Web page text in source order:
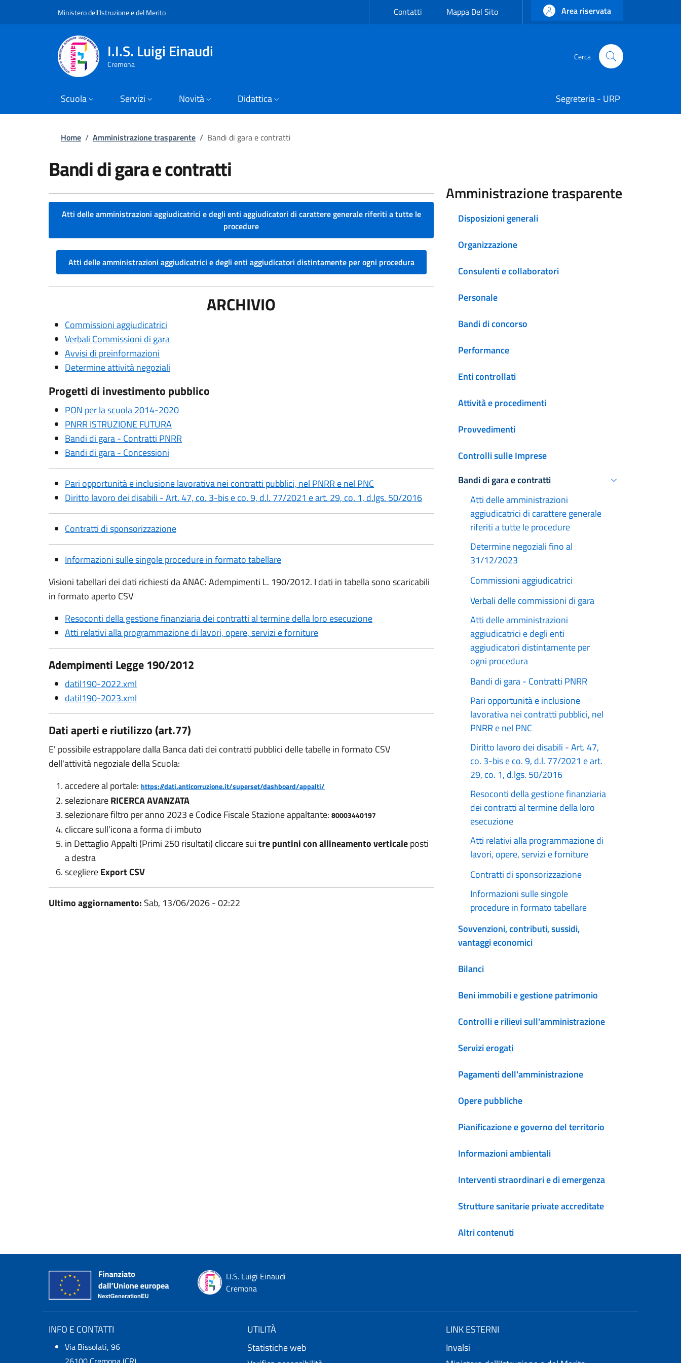
Ministero dell'Istruzione e del MeritoSlim top Contatti Mappa Del Sito Area riservata
I.I.S. Luigi Einaudi
Cremona
Cerca
Cerca
Scuola Servizi Novità Didattica Segreteria - URP
Briciole di pane
Home / Amministrazione trasparente / Bandi di gara e contratti
Bandi di gara e contratti
Atti delle amministrazioni aggiudicatrici e degli enti aggiudicatori di carattere generale riferiti a tutte le
procedure
Atti delle amministrazioni aggiudicatrici e degli enti aggiudicatori distintamente per ogni procedura
ARCHIVIO
Commissioni aggiudicatrici
Verbali Commissioni di gara
Avvisi di preinformazioni
Determine attività negoziali
Progetti di investimento pubblico
PON per la scuola 2014-2020
PNRR ISTRUZIONE FUTURA
Bandi di gara - Contratti PNRR
Bandi di gara - Concessioni
Pari opportunità e inclusione lavorativa nei contratti pubblici, nel PNRR e nel PNC
Diritto lavoro dei disabili - Art. 47, co. 3-bis e co. 9, d.l. 77/2021 e art. 29, co. 1, d.lgs. 50/2016
Contratti di sponsorizzazione
Informazioni sulle singole procedure in formato tabellare
Visioni tabellari dei dati richiesti da ANAC: Adempimenti L. 190/2012. I dati in tabella sono scaricabili
in formato aperto CSV
Resoconti della gestione finanziaria dei contratti al termine della loro esecuzione
Atti relativi alla programmazione di lavori, opere, servizi e forniture
Adempimenti Legge 190/2012
datil190-2022.xml
datil190-2023.xml
Dati aperti e riutilizzo (art.77)
E' possibile estrappolare dalla Banca dati dei contratti pubblici delle tabelle in formato CSV
dell'attività negoziale della Scuola:
accedere al portale: https://dati.anticorruzione.it/superset/dashboard/appalti/
selezionareRICERCA AVANZATA
selezionare filtro per anno 2023 e Codice Fiscale Stazione appaltante: 80003440197
cliccare sull’icona a forma di imbuto
in Dettaglio Appalti (Primi 250 risultati) cliccare suitre puntini con allineamento verticaleposti
a destra
scegliereExport CSV
Ultimo aggiornamento: Sab, 13/06/2026 - 02:22
Amministrazione trasparente
Disposizioni generali
Organizzazione
Consulenti e collaboratori
Personale
Bandi di concorso
Performance
Enti controllati
Attività e procedimenti
Provvedimenti
Controlli sulle Imprese
Bandi di gara e contratti
Attivo
Atti delle amministrazioni
aggiudicatrici di carattere generale
riferiti a tutte le procedure
Determine negoziali fino al
31/12/2023
Commissioni aggiudicatrici
Verbali delle commissioni di gara
Atti delle amministrazioni
aggiudicatrici e degli enti
aggiudicatori distintamente per
ogni procedura
Bandi di gara - Contratti PNRR
Pari opportunità e inclusione
lavorativa nei contratti pubblici, nel
PNRR e nel PNC
Diritto lavoro dei disabili - Art. 47,
co. 3-bis e co. 9, d.l. 77/2021 e art.
29, co. 1, d.lgs. 50/2016
Resoconti della gestione finanziaria
dei contratti al termine della loro
esecuzione
Atti relativi alla programmazione di
lavori, opere, servizi e forniture
Contratti di sponsorizzazione
Informazioni sulle singole
procedure in formato tabellare
Sovvenzioni, contributi, sussidi,
vantaggi economici
Bilanci
Beni immobili e gestione patrimonio
Controlli e rilievi sull'amministrazione
Servizi erogati
Pagamenti dell'amministrazione
Opere pubbliche
Pianificazione e governo del territorio
Informazioni ambientali
Interventi straordinari e di emergenza
Strutture sanitarie private accreditate
Altri contenuti
I.I.S. Luigi Einaudi
Cremona
INFO E CONTATTI
Via Bissolati, 96
UTILITÀ
Statistiche web
LINK ESTERNI
Invalsi